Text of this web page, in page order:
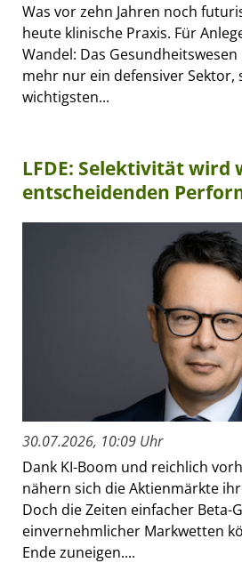
Was vor zehn Jahren noch
heute klinische Praxis. Für
Wandel: Das
mehr nur ein defensiver Sektor,
wichtigsten...
LFDE: Selektivität wird
entscheidenden
30.07.2026, 10:09 Uhr
Dank KI-Boom und reichlich
nähern sich die Aktienmärkte
Doch die Zeiten einfacher Beta-
einvernehmlicher Markwetten
Ende zuneigen....